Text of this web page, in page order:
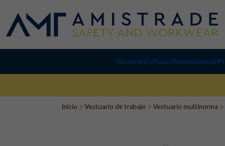
VeranoKits/PacksPromocionesEPI
Inicio Vestuario de trabajo Vestuario multinorma